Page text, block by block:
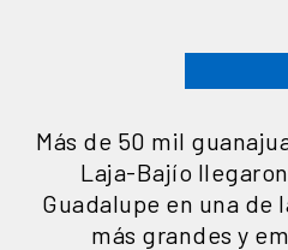
Más de 50 mil
Laja-Bajío
Guadalupe en una de
más grandes y